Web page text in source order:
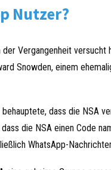
Nutzer?
Vergangenheit versucht
Snowden, einem
dass die NSA
die NSA einen Code
WhatsApp-